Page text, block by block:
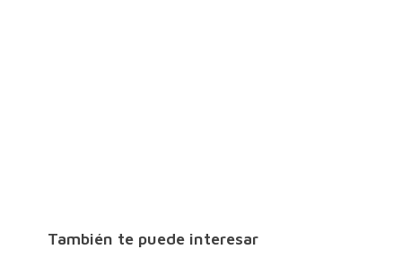
También te puede interesar